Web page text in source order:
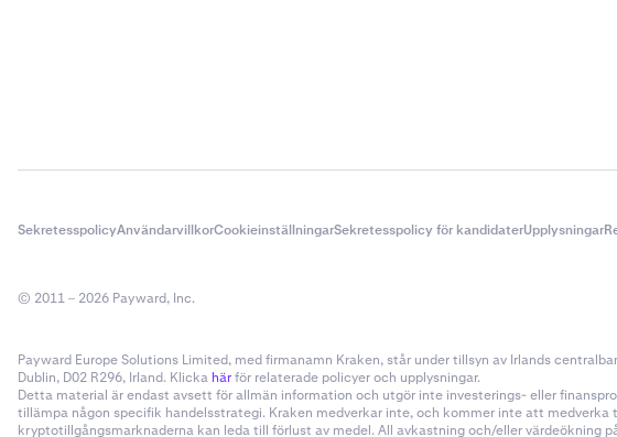
SekretesspolicyAnvändarvillkorCookieinställningarSekretesspolicy för kandidaterUpplysningar
© 2011 – 2026 Payward, Inc.
Payward Europe Solutions Limited, med firmanamn Kraken, står under tillsyn av Irlands
Dublin, D02 R296, Irland. Klicka härför relaterade policyer och upplysningar.
Detta material är endast avsett för allmän information och utgör inte investerings- eller
tillämpa någon specifik handelsstrategi. Kraken medverkar inte, och kommer inte att
kryptotillgångsmarknaderna kan leda till förlust av medel. All avkastning och/eller